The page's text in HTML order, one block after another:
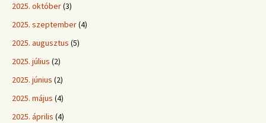
2025. október(3)
2025. szeptember(4)
2025. augusztus (5)
2025. július (2)
2025. június (2)
2025. május (4)
2025. április (4)